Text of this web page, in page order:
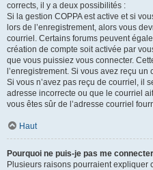
corrects, il y a deux possibilités :
Si la gestion COPPA est active et si
lors de l’enregistrement, alors vous
courriel. Certains forums peuvent
création de compte soit activée par
que vous puissiez vous connecter.
l’enregistrement. Si vous avez reçu
Si vous n’avez pas reçu de courriel, il
adresse incorrecte ou que le courriel
vous êtes sûr de l’adresse courriel
Haut
Pourquoi ne puis-je pas me
Plusieurs raisons pourraient expliquer